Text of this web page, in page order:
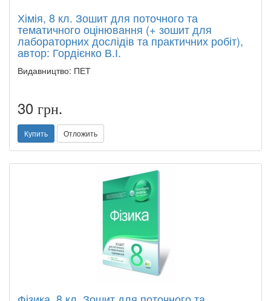
Хімія, 8 кл. Зошит для поточного та
тематичного оцінювання (+ зошит для
лабораторних дослідів та практичних робіт),
автор: Гордієнко В.І.
Видавництво: ПЕТ
30 грн.
Купить Отложить